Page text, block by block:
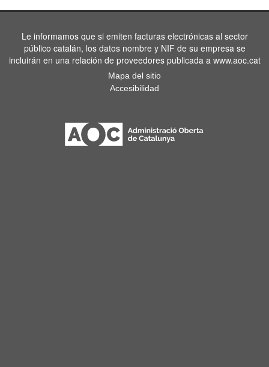
Le informamos que si emiten facturas electrónicas al sector
público catalán, los datos nombre y NIF de su empresa se
incluirán en una relación de proveedores publicada a www.aoc.cat
Mapa del sitio
Accesibilidad